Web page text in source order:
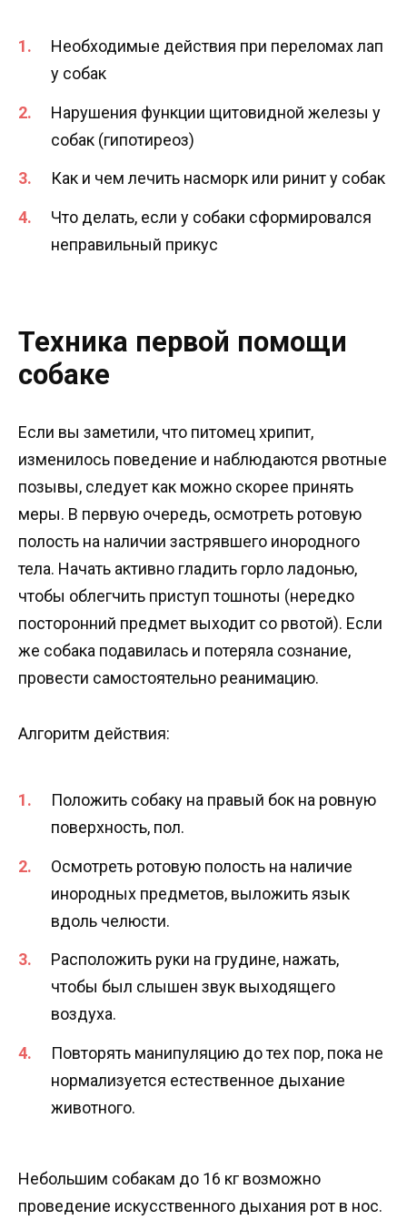
Необходимые действия при переломах лап
у собак
Нарушения функции щитовидной железы у
собак (гипотиреоз)
Как и чем лечить насморк или ринит у собак
Что делать, если у собаки сформировался
неправильный прикус
Техника первой помощи
собаке
Если вы заметили, что питомец хрипит,
изменилось поведение и наблюдаются рвотные
позывы, следует как можно скорее принять
меры. В первую очередь, осмотреть ротовую
полость на наличии застрявшего инородного
тела. Начать активно гладить горло ладонью,
чтобы облегчить приступ тошноты (нередко
посторонний предмет выходит со рвотой). Если
же собака подавилась и потеряла сознание,
провести самостоятельно реанимацию.
Алгоритм действия:
Положить собаку на правый бок на ровную
поверхность, пол.
Осмотреть ротовую полость на наличие
инородных предметов, выложить язык
вдоль челюсти.
Расположить руки на грудине, нажать,
чтобы был слышен звук выходящего
воздуха.
Повторять манипуляцию до тех пор, пока не
нормализуется естественное дыхание
животного.
Небольшим собакам до 16 кг возможно
проведение искусственного дыхания рот в нос.